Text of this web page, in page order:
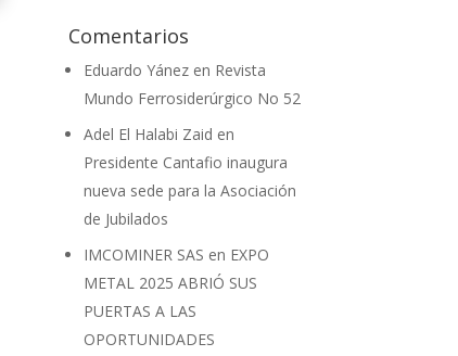
Comentarios
Eduardo Yánez en Revista
Mundo Ferrosiderúrgico No 52
Adel El Halabi Zaid en
Presidente Cantafio inaugura
nueva sede para la Asociación
de Jubilados
IMCOMINER SAS en EXPO
METAL 2025 ABRIÓ SUS
PUERTAS A LAS
OPORTUNIDADES